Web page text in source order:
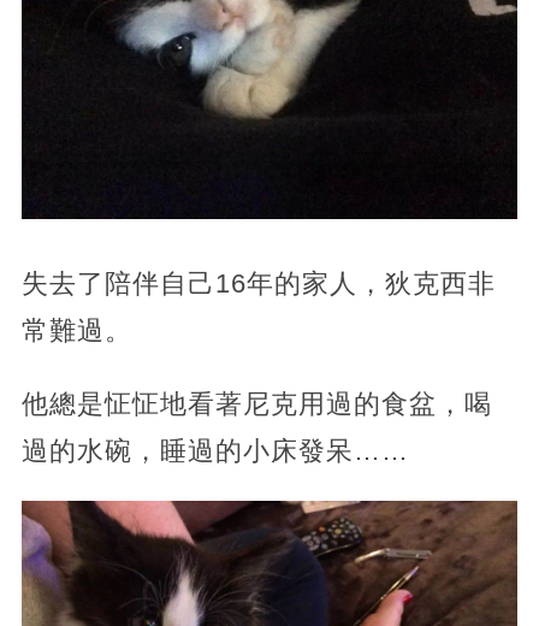
失去了陪伴自己16年的家人，狄克西非
常難過。
他總是怔怔地看著尼克用過的食盆，喝
過的水碗，睡過的小床發呆……